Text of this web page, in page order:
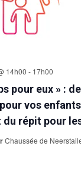
pour eux » :
vos
du répit pour
14h00 - 17h00
Chaussée de